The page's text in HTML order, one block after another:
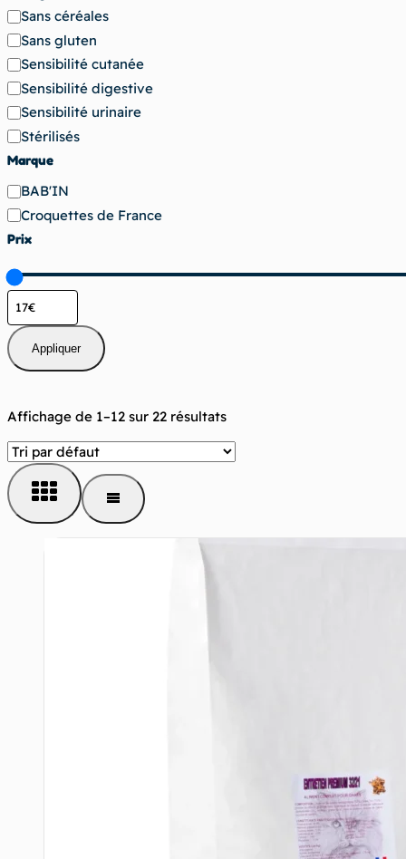
Affichage de 1–12 sur 22 résultats
Sans céréales
Sans gluten
Sensibilité cutanée
Sensibilité digestive
Sensibilité urinaire
Stérilisés
Marque
Marque
BAB'IN
Croquettes de France
Prix
Appliquer